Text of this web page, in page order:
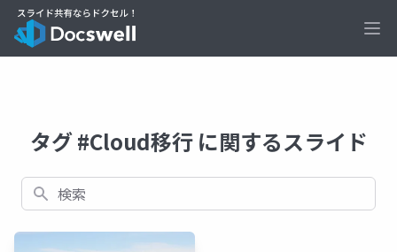
タグ #Cloud移行 に関するスライド
検索